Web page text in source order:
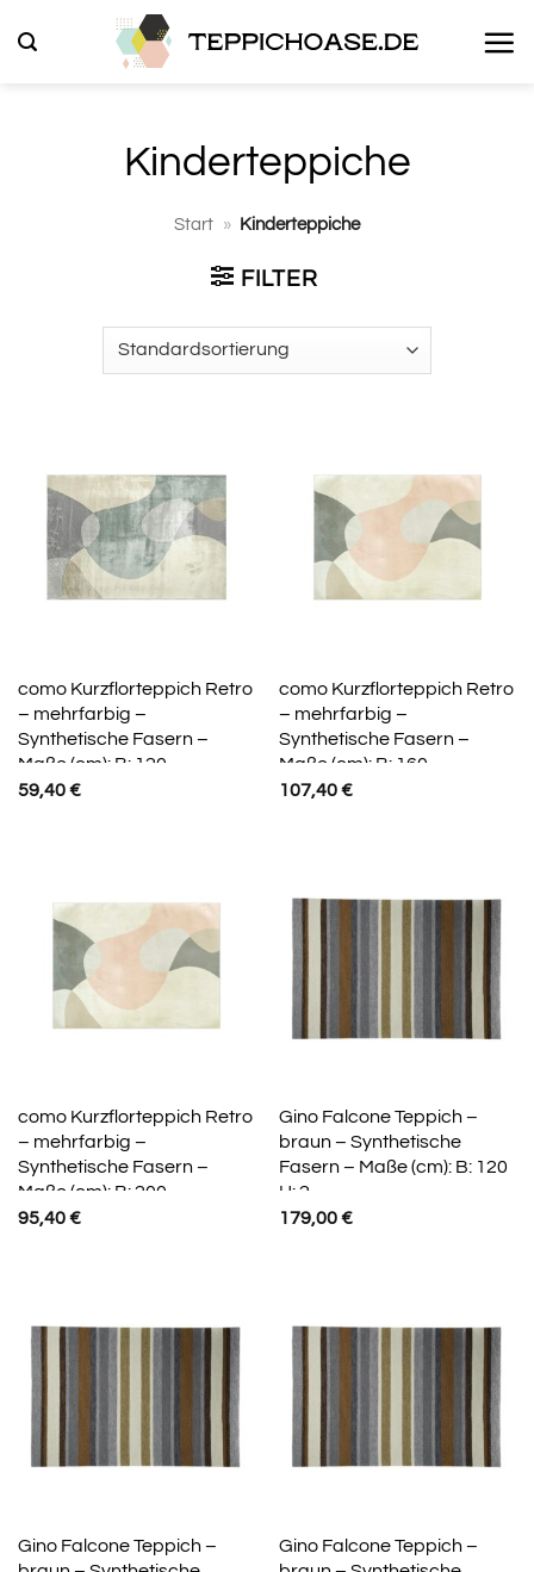
Inhalt
Kinderteppiche
Start » Kinderteppiche
FILTER
como Kurzflorteppich Retro
– mehrfarbig –
Synthetische Fasern –
Maße (cm): B: 120
59,40€
como Kurzflorteppich Retro
– mehrfarbig –
Synthetische Fasern –
Maße (cm): B: 160
107,40€
como Kurzflorteppich Retro
– mehrfarbig –
Synthetische Fasern –
Maße (cm): B: 200
95,40€
Gino Falcone Teppich –
braun – Synthetische
Fasern – Maße (cm): B: 120
H: 2
179,00€
Gino Falcone Teppich –
Gino Falcone Teppich –